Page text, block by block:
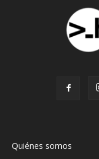
Quiénes somos